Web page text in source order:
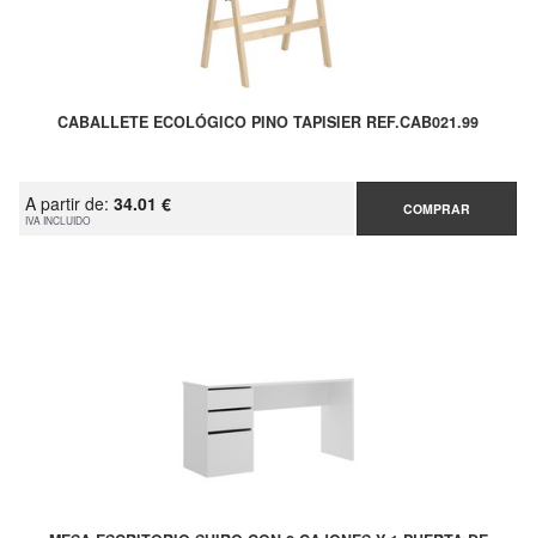
CABALLETE ECOLÓGICO PINO TAPISIER REF.CAB021.99
A partir de: 34.01 €
IVA INCLUIDO
COMPRAR